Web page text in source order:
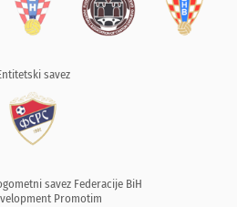
savez
savez Federacije BiH
Promotim